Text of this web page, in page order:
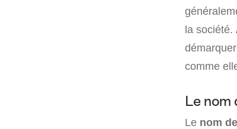
la société.
comme
Le nom
Le nom